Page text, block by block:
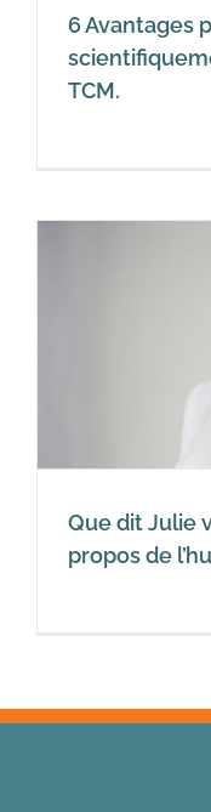
6 Avantages
TCM.
Que dit Julie
propos de